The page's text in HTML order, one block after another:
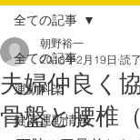
全ての記事
運動科楽
健康運動情報
全ての記事
夫婦仲良く
骨盤と腰椎
朝野裕一
2018年2月19日 読